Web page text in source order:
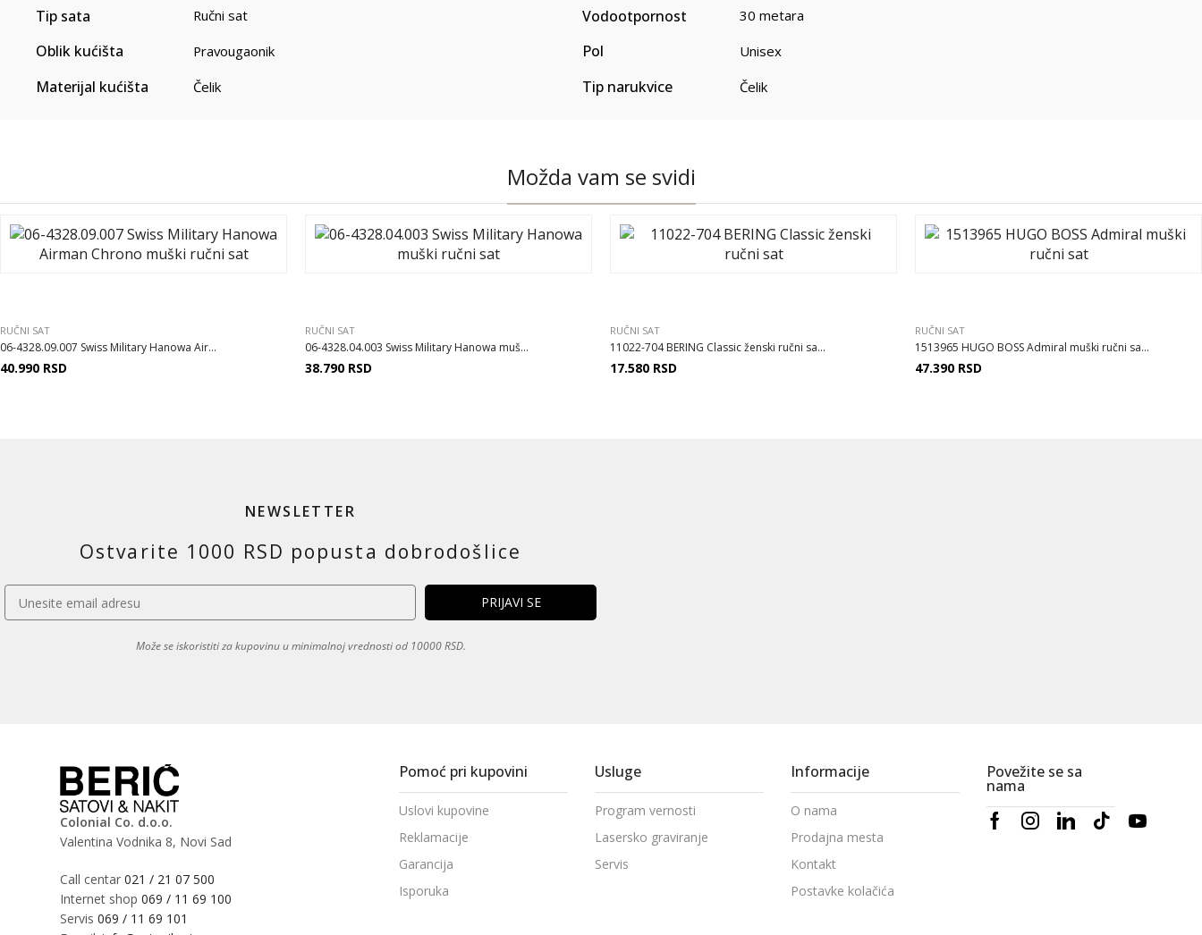
Tip sata Ručni sat Vodootpornost 30 metara
Oblik kućišta Pravougaonik Pol Unisex
Materijal kućišta Čelik Tip narukvice Čelik
Možda vam se svidi
RUČNI SAT
06-4328.09.007 Swiss Military Hanowa Air...
40.990 RSD
RUČNI SAT
06-4328.04.003 Swiss Military Hanowa muš...
38.790 RSD
RUČNI SAT
11022-704 BERING Classic ženski ručni sa...
17.580 RSD
RUČNI SAT
1513965 HUGO BOSS Admiral muški ručni sa...
47.390 RSD
NEWSLETTER
Ostvarite 1000 RSD popusta dobrodošlice
Može se iskoristiti za kupovinu u minimalnoj vrednosti od 10000 RSD.
Colonial Co. d.o.o.
Valentina Vodnika 8, Novi Sad
Call centar021 / 21 07 500
Internet shop069 / 11 69 100
Servis069 / 11 69 101
Pomoć pri kupovini
Uslovi kupovine
Reklamacije
Garancija
Isporuka
Usluge
Program vernosti
Lasersko graviranje
Servis
Informacije
O nama
Prodajna mesta
Kontakt
Postavke kolačića
Povežite se sa
nama